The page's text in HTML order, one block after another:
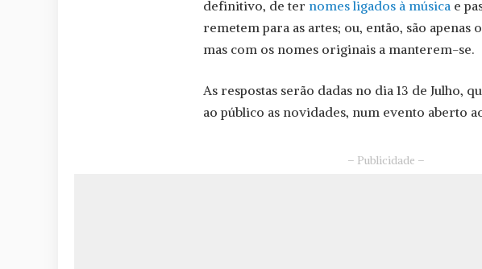
definitivo, de ter nomes ligados à música e
remetem para as artes; ou, então, são apenas
mas com os nomes originais a manterem-se.
As respostas serão dadas no dia 13 de Julho,
ao público as novidades, num evento aberto
– Publicidade –